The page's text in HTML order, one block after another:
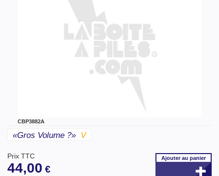
CBP3882A
«gros Volume ?» V
Prix TTC
44,00 €
Ajouterau panier